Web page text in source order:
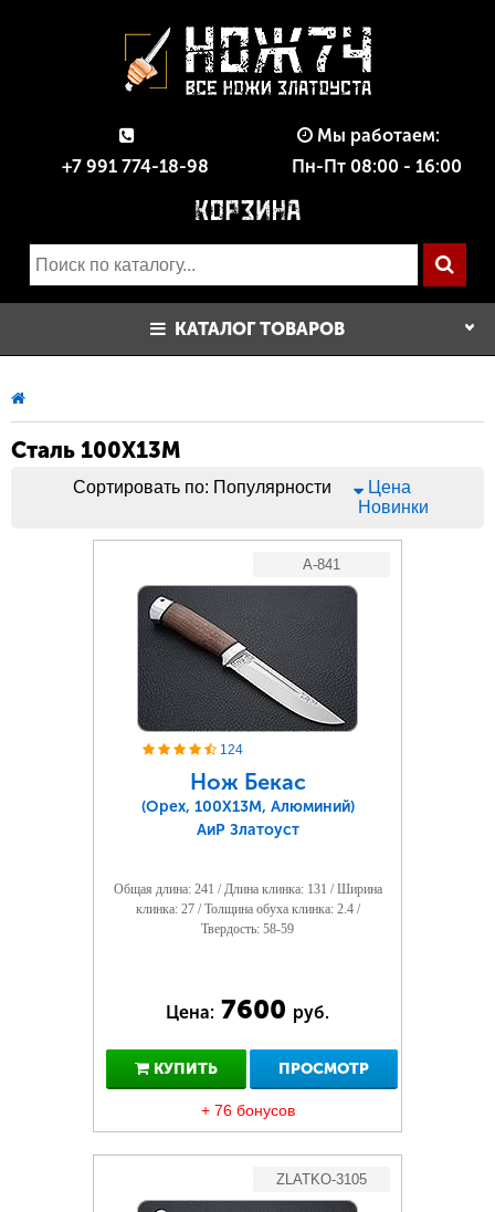
+7 991 774-18-98
Мы работаем:
Пн-Пт 08:00 - 16:00
КАТАЛОГ ТОВАРОВ
Сталь 100Х13М
Сортировать по: Популярности
Цена
Новинки
A-841
124
Нож Бекас
(Орех, 100Х13М, Алюминий)
АиР Златоуст
Общая длина: 241 / Длина клинка: 131 / Ширина
клинка: 27 / Толщина обуха клинка: 2.4 /
Твердость: 58-59
Цена: 7600 руб.
КУПИТЬ ПРОСМОТР
+ 76 бонусов
ZLATKO-3105